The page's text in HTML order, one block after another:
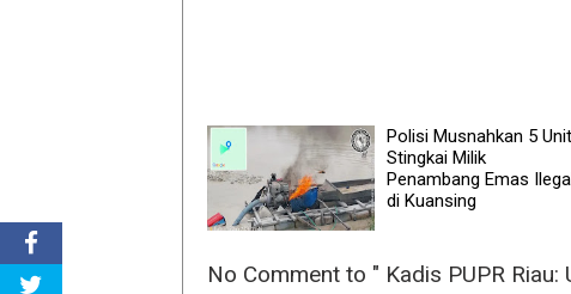
Polisi Musnahkan 5 Unit
Stingkai Milik
Penambang Emas
di Kuansing
No Comment to " Kadis PUPR